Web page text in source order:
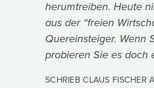
herumtreiben. Heute
aus der “freien
Quereinsteiger. Wenn
probieren Sie es doch
SCHRIEB CLAUS FISCHER